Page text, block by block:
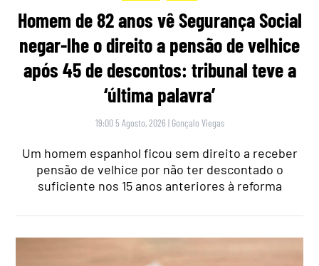
Homem de 82 anos vê Segurança Social
negar-lhe o direito a pensão de velhice
após 45 de descontos: tribunal teve a
‘última palavra’
19:00 5 Agosto, 2026 | Gonçalo Viegas
Um homem espanhol ficou sem direito a receber
pensão de velhice por não ter descontado o
suficiente nos 15 anos anteriores à reforma